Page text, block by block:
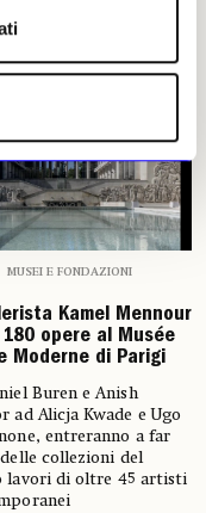
MUSEI E FONDAZIONI
Kamel Mennour
opere al Musée
Moderne di Parigi
Buren e Anish
ad Alicja Kwade e Ugo
entreranno a far
collezioni del
lavori di oltre 45 artisti